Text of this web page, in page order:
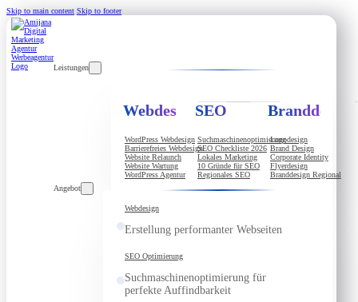
Skip to main content Skip to footer
Leistungen
Webdesign
WordPress Webdesign
Barrierefreies Webdesign
Website Relaunch
Website Wartung
WordPress Agentur
SEO
Suchmaschinenoptimierung
SEO Checkliste 2026
Lokales Marketing
10 Gründe für SEO
Regionales SEO
Branddesign
Logodesign
Brand Design
Corporate Identity
Flyerdesign
Branddesign Regional
Angebot
Webdesign
Erstellung performanter Webseiten
SEO Optimierung
Suchmaschinenoptimierung für
perfekte Auffindbarkeit